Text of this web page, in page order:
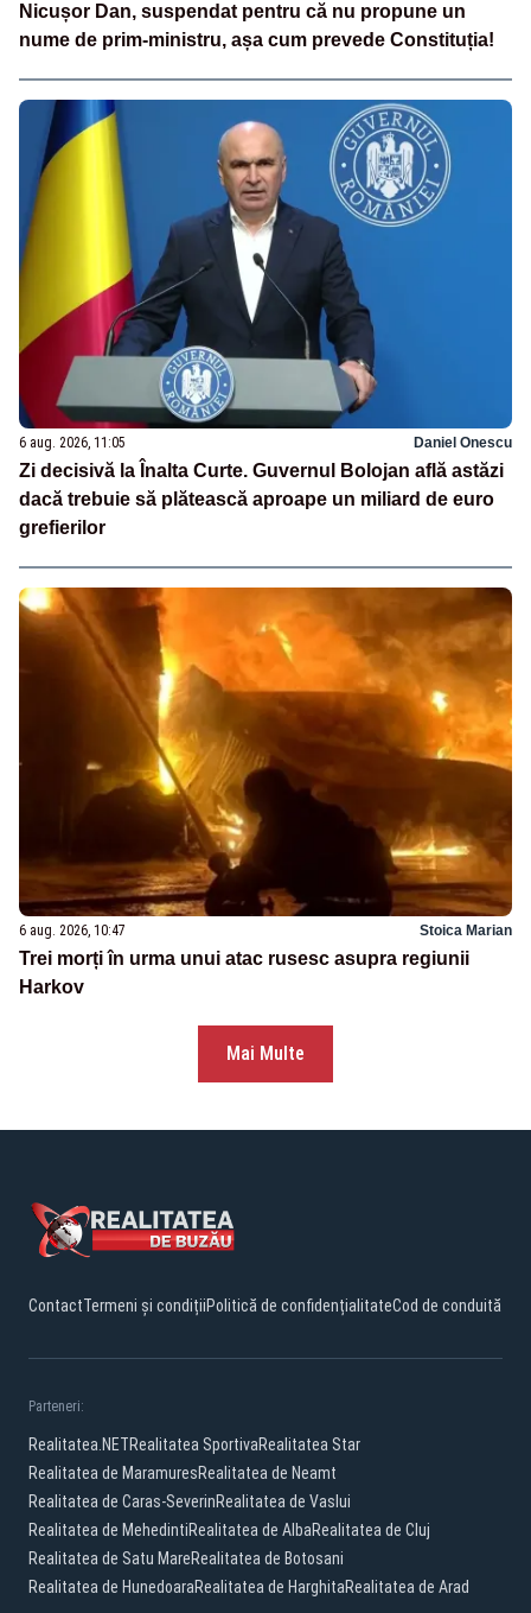
Nicușor Dan, suspendat pentru că nu propune un
nume de prim-ministru, așa cum prevede Constituția!
6 aug. 2026, 11:05 Daniel Onescu
Zi decisivă la Înalta Curte. Guvernul Bolojan află astăzi
dacă trebuie să plătească aproape un miliard de euro
grefierilor
6 aug. 2026, 10:47 Stoica Marian
Trei morți în urma unui atac rusesc asupra regiunii
Harkov
Mai Multe
ContactTermeni și condițiiPolitică de confidențialitateCod de conduită
Parteneri:
Realitatea.NETRealitatea SportivaRealitatea Star
Realitatea de MaramuresRealitatea de Neamt
Realitatea de Caras-SeverinRealitatea de Vaslui
Realitatea de MehedintiRealitatea de AlbaRealitatea de Cluj
Realitatea de Satu MareRealitatea de Botosani
Realitatea de HunedoaraRealitatea de HarghitaRealitatea de Arad